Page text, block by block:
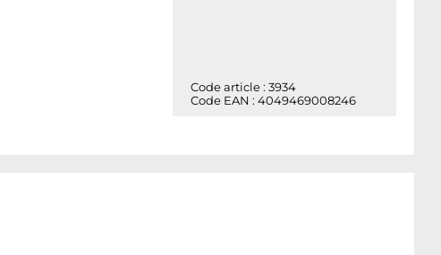
Code article : 3934
Code EAN : 4049469008246